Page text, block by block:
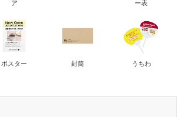
ア ー表
ポスター 封筒 うちわ